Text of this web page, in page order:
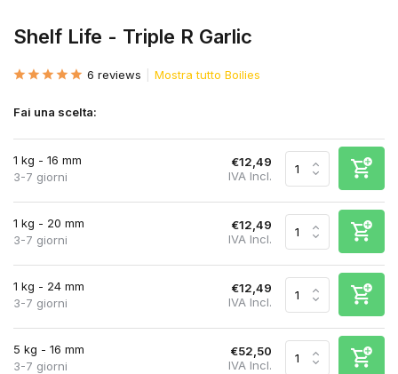
Shelf Life - Triple R Garlic
6 reviews Mostra tutto Boilies
Fai una scelta:
1 kg - 16 mm
3-7 giorni
€12,49
IVA Incl.
1 kg - 20 mm
3-7 giorni
€12,49
IVA Incl.
1 kg - 24 mm
3-7 giorni
€12,49
IVA Incl.
5 kg - 16 mm
3-7 giorni
€52,50
IVA Incl.